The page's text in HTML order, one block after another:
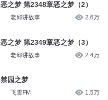
恶之梦 第2348章恶之梦（2）
老邱讲故事 2.6万
恶之梦 第2349章恶之梦（3）
老邱讲故事 2.4万
禁园之梦
飞雪FM 1.5万